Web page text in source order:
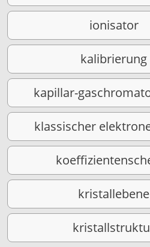
ionisator
kalibrierung
kapillar-
klassischer
kristallebene